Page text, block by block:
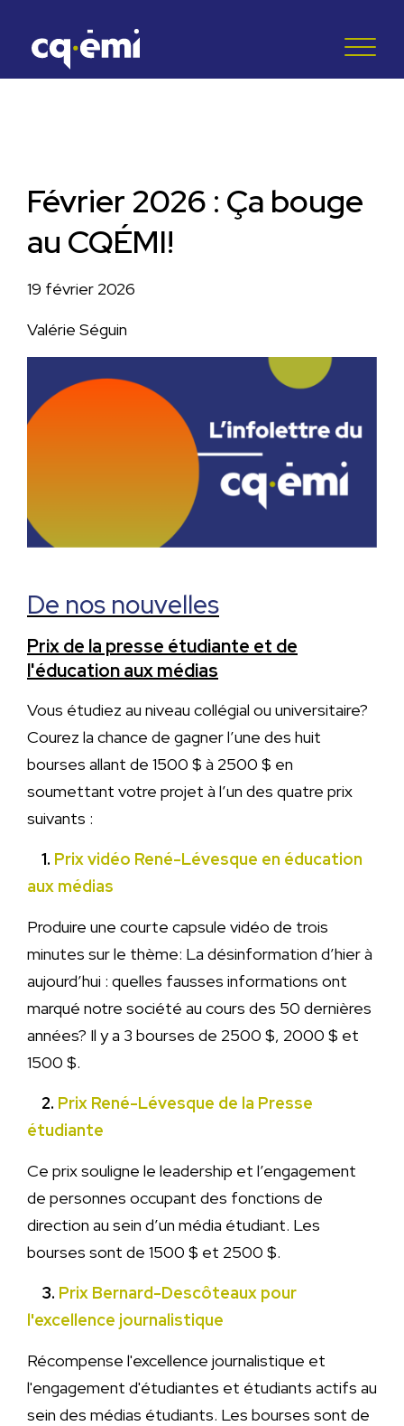
Février 2026 : Ça bouge
au CQÉMI!
19 février 2026
Valérie Séguin
De nos nouvelles
Prix de la presse étudiante et de
l'éducation aux médias
Vous étudiez au niveau collégial ou universitaire?
Courez la chance de gagner l’une des huit
bourses allant de 1500 $ à 2500 $ en
soumettant votre projet à l’un des quatre prix
suivants :
1. Prix vidéo René-Lévesque en éducation
aux médias
Produire une courte capsule vidéo de trois
minutes sur le thème: La désinformation d’hier à
aujourd’hui : quelles fausses informations ont
marqué notre société au cours des 50 dernières
années? Il y a 3 bourses de 2500 $, 2000 $ et
1500 $.
2. Prix René-Lévesque de la Presse
étudiante
Ce prix souligne le leadership et l’engagement
de personnes occupant des fonctions de
direction au sein d’un média étudiant. Les
bourses sont de 1500 $ et 2500 $.
3. Prix Bernard-Descôteaux pour
l'excellence journalistique
Récompense l'excellence journalistique et
l'engagement d'étudiantes et étudiants actifs au
sein des médias étudiants. Les bourses sont de